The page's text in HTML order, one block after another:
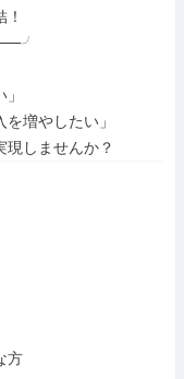
増やしたい」
現しませんか？
方